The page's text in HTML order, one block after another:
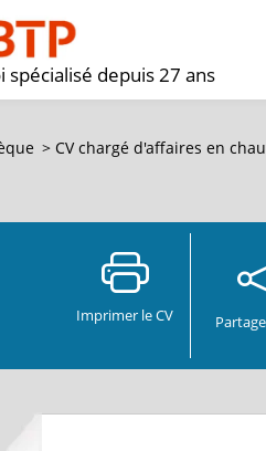
spécialisé depuis 27 ans
> CVchargé d'affaires en
Imprimer le CV